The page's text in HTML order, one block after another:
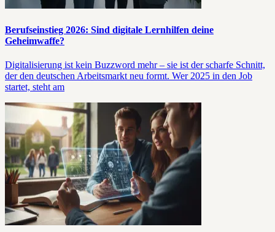
Berufseinstieg 2026: Sind digitale Lernhilfen deine
Geheimwaffe?
Digitalisierung ist kein Buzzword mehr – sie ist der scharfe Schnitt,
der den deutschen Arbeitsmarkt neu formt. Wer 2025 in den Job
startet, steht am